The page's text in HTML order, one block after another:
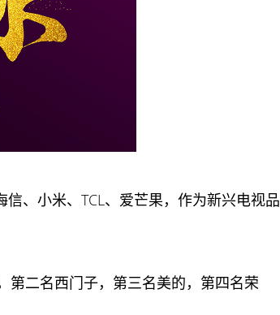
、小米、TCL、爱芒果，作为新兴电视品
第二名西门子，第三名美的，第四名荣